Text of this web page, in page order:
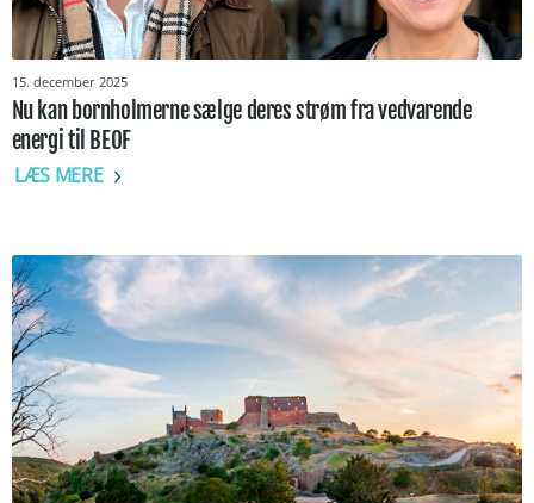
15. december 2025
Nu kan bornholmerne sælge deres strøm fra vedvarende
energi til BEOF
LÆS MERE